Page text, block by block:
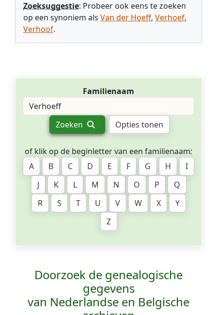
Zoeksuggestie: Probeer ook eens te zoeken
op een synoniem als Van der Hoeff, Verhoef,
Verhoof.
Familienaam
Zoeken Opties tonen
of klik op de beginletter van een familienaam:
A
B C D E F G H
I
J
K L M N O P
Q
R
S T U V W X
Y
Z
Doorzoek de genealogische
gegevens
van Nederlandse en Belgische